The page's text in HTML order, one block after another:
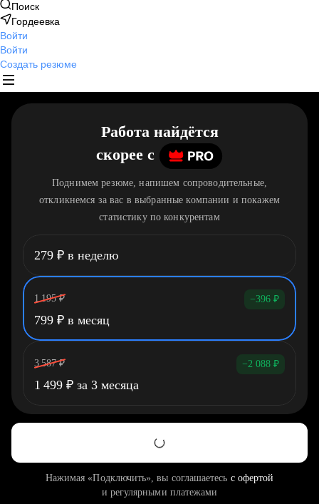
Поиск
Гордеевка
Войти
Войти
Создать резюме
Работа найдётся
скорее c
Поднимем резюме, напишем сопроводительные,
откликнемся за вас в выбранные компании и покажем
статистику по конкурентам
279 ₽ в неделю
1 195 ₽ −396 ₽
799 ₽ в месяц
3 587 ₽ −2 088 ₽
1 499 ₽ за 3 месяца
Нажимая «Подключить», вы соглашаетесь с офертой
и регулярными платежами